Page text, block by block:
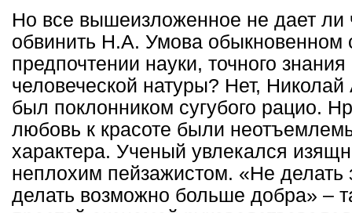
Но все вышеизложенное не дает ли
обвинить Н.А. Умова обыкновенном
предпочтении науки, точного
человеческой натуры? Нет,
был поклонником сугубого рацио.
любовь к красоте были
характера. Ученый увлекался
неплохим пейзажистом. «Не делать
делать возможно больше добра» –